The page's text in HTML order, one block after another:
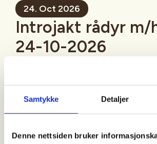
Samtykke Detaljer
Denne nettsiden bruker
24. Oct 2026
Introjakt rådyr m/
24-10-2026
Sted